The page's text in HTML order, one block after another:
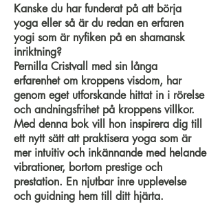
Kanske du har funderat på att börja
yoga eller så är du redan en erfaren
yogi som är nyfiken på en shamansk
inriktning?
Pernilla Cristvall med sin långa
erfarenhet om kroppens visdom, har
genom eget utforskande hittat in i rörelse
och andningsfrihet på kroppens villkor.
Med denna bok vill hon inspirera dig till
ett nytt sätt att praktisera yoga som är
mer intuitiv och inkännande med helande
vibrationer, bortom prestige och
prestation. En njutbar inre upplevelse
och guidning hem till ditt hjärta.